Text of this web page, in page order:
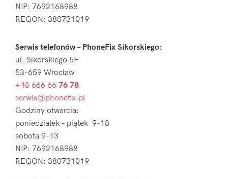
NIP: 7692168988
REGON: 380731019
Serwis telefonów – PhoneFix Sikorskiego:
ul. Sikorskiego 5F
53-659 Wrocław
+48 666 66 76 78
serwis@phonefix.pl
Godziny otwarcia:
poniedziałek – piątek 9-18
sobota 9-13
NIP: 7692168988
REGON: 380731019